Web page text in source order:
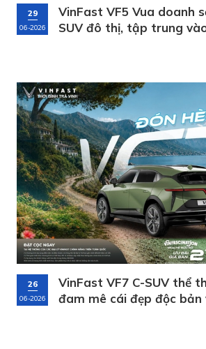
29
06-2026
VinFast VF5 Vua doanh
SUV đô thị, tập trung
26
06-2026
VinFast VF7 C-SUV thể
đam mê cái đẹp độc bản